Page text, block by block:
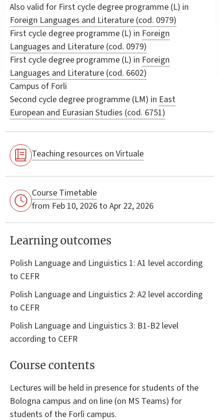
Also valid for First cycle degree programme (L) in
Foreign Languages and Literature (cod. 0979)
First cycle degree programme (L) in Foreign
Languages and Literature (cod. 0979)
First cycle degree programme (L) in Foreign
Languages and Literature (cod. 6602)
Campus of Forli
Second cycle degree programme (LM) in East
European and Eurasian Studies (cod. 6751)
Teaching resources on Virtuale
Course Timetable
from Feb 10, 2026 to Apr 22, 2026
Learning outcomes
Polish Language and Linguistics 1: A1 level according
to CEFR
Polish Language and Linguistics 2: A2 level according
to CEFR
Polish Language and Linguistics 3: B1-B2 level
according to CEFR
Course contents
Lectures will be held in presence for students of the
Bologna campus and on line (on MS Teams) for
students of the Forlì campus.